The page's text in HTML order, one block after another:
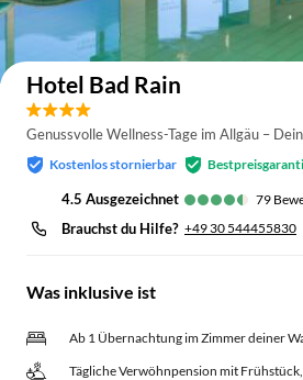
Hotel Bad Rain
Genussvolle Wellness-Tage im Allgäu –
Kostenlos stornierbar
4.5 ausgezeichnet 79
Brauchst du Hilfe? +49 30 544455830
Was inklusive ist
Ab 1 Übernachtung im Zimmer deiner
Tägliche Verwöhnpension mit